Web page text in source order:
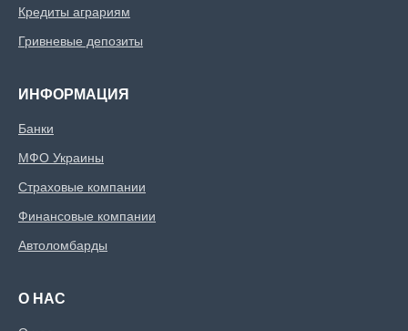
Кредиты аграриям
Гривневые депозиты
ИНФОРМАЦИЯ
Банки
МФО Украины
Страховые компании
Финансовые компании
Автоломбарды
О НАС